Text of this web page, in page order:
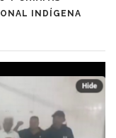
INDÍGENA